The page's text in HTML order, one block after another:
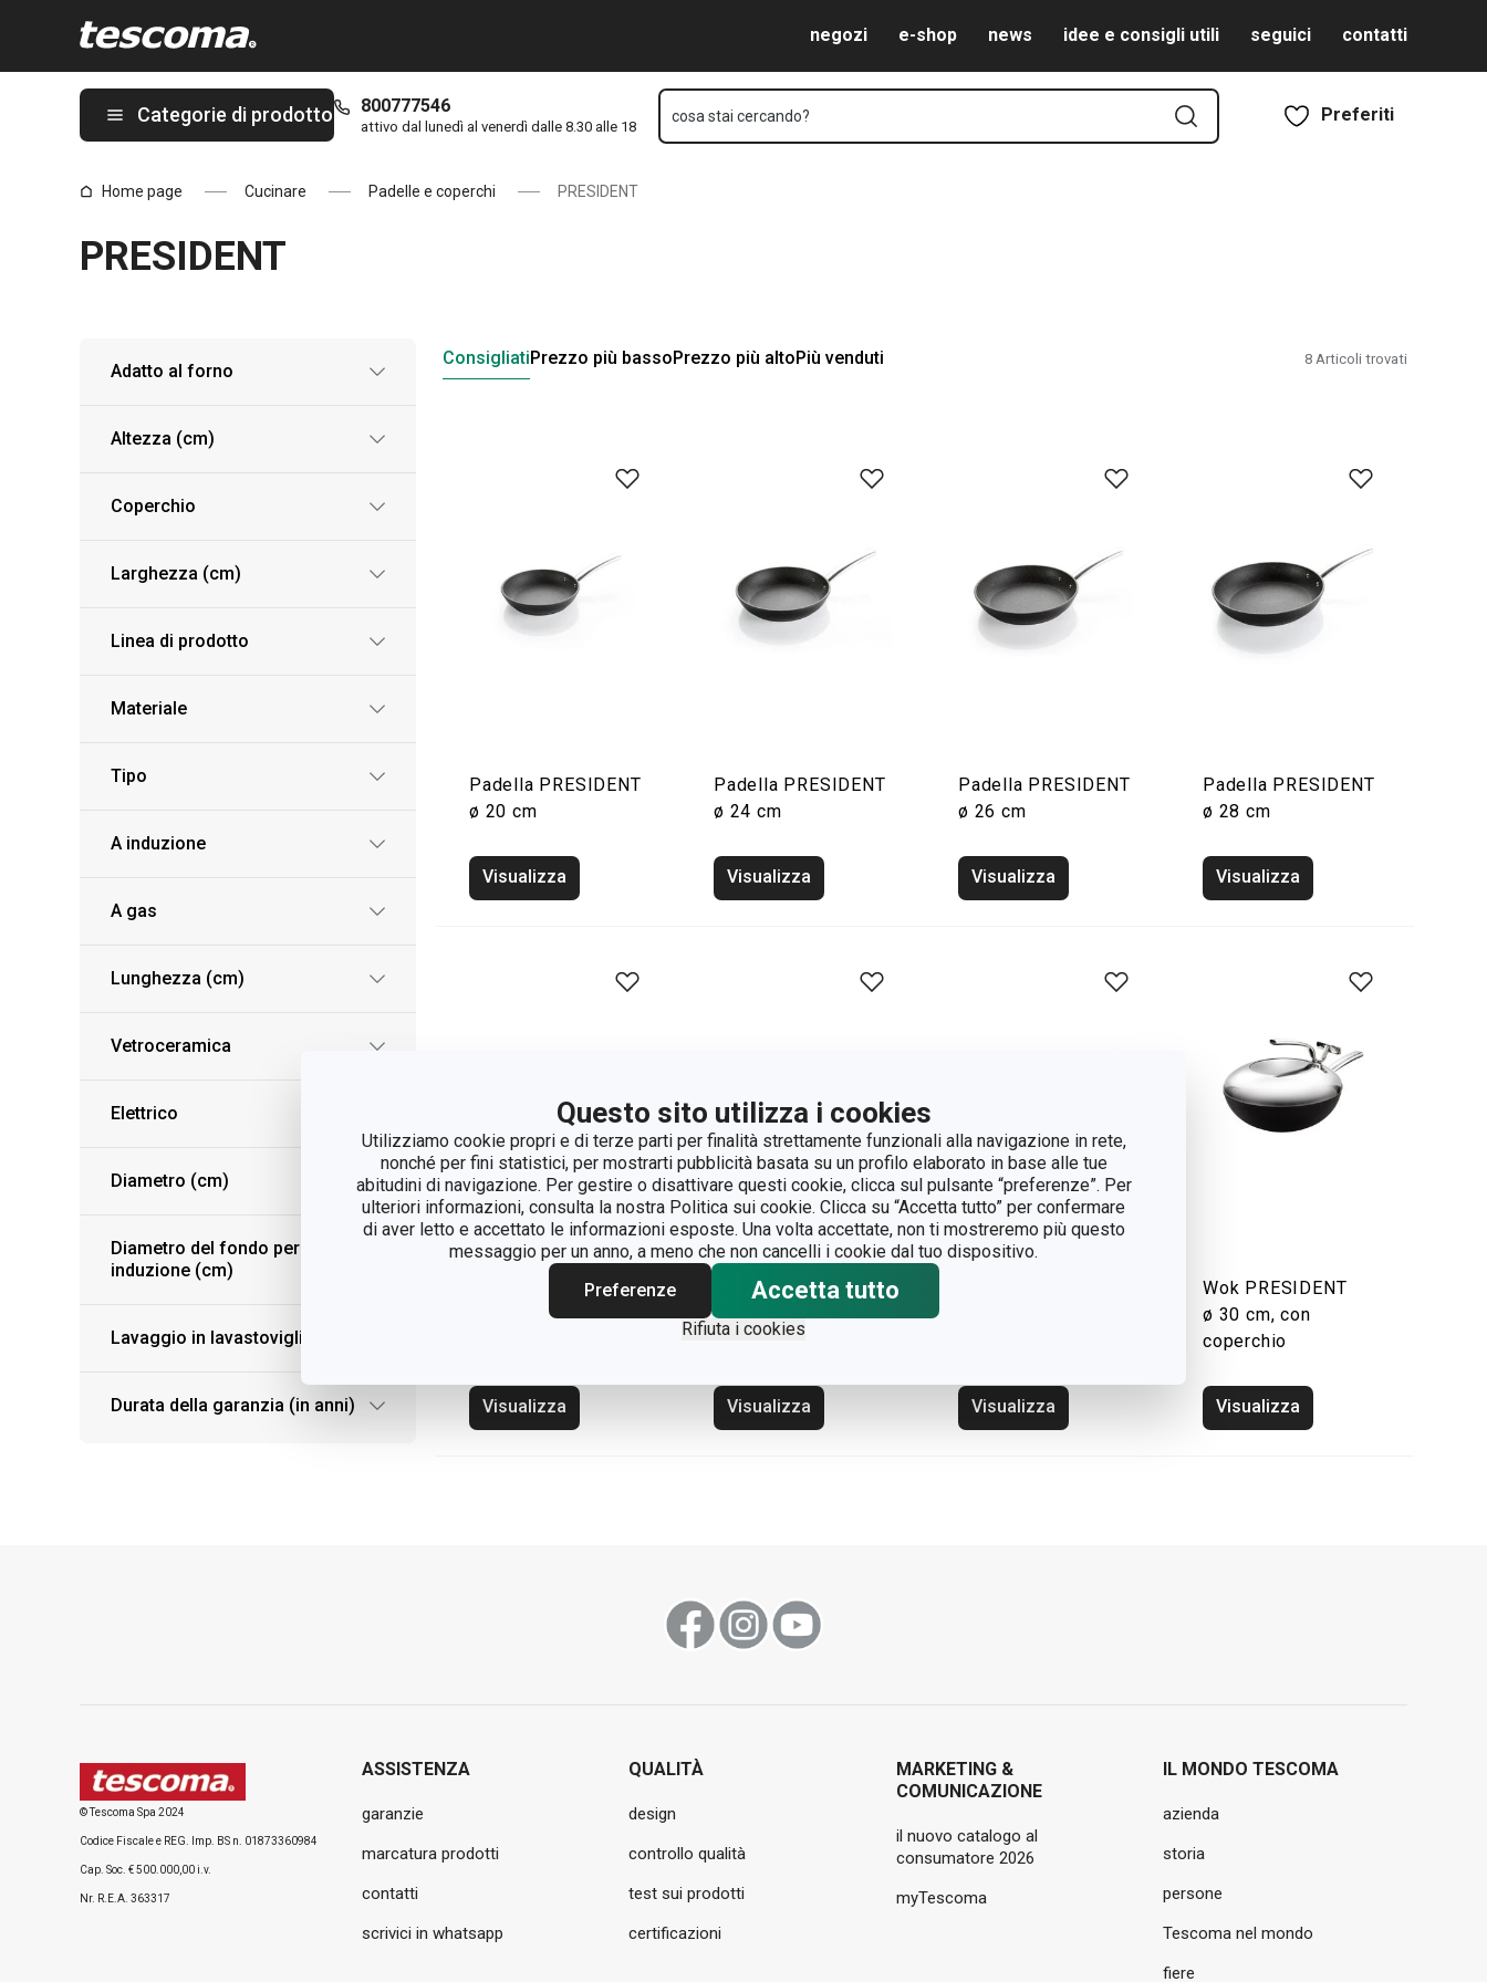
Questo sito utilizza i cookies
Utilizziamo cookie propri e di terze parti per finalità strettamente funzionali alla navigazione in rete,
nonché per fini statistici, per mostrarti pubblicità basata su un profilo elaborato in base alle tue
abitudini di navigazione. Per gestire o disattivare questi cookie, clicca sul pulsante “preferenze”. Per
ulteriori informazioni, consulta la nostra Politica sui cookie. Clicca su “Accetta tutto” per confermare
di aver letto e accettato le informazioni esposte. Una volta accettate, non ti mostreremo più questo
messaggio per un anno, a meno che non cancelli i cookie dal tuo dispositivo.
Preferenze
Accetta tutto
Rifiuta i cookies
negozi e-shop news idee e consigli utili seguici contatti
Categorie di prodotto 800777546
attivo dal lunedì al venerdì dalle 8.30 alle 18
cosa stai cercando? Preferiti
Home page Cucinare Padelle e coperchi PRESIDENT
PRESIDENT
Adatto al forno
Altezza (cm)
Coperchio
Larghezza (cm)
Linea di prodotto
Materiale
Tipo
A induzione
A gas
Lunghezza (cm)
Vetroceramica
Elettrico
Diametro (cm)
Diametro del fondo per
induzione (cm)
Lavaggio in lavastoviglie
Durata della garanzia (in anni)
ConsigliatiPrezzo più bassoPrezzo più altoPiù venduti 8 Articoli trovati
Padella PRESIDENT
ø 20 cm
Visualizza
Padella PRESIDENT
ø 24 cm
Visualizza
Padella PRESIDENT
ø 26 cm
Visualizza
Padella PRESIDENT
ø 28 cm
Visualizza
Padella fonda
PRESIDENT con
Visualizza
Padella fonda
PRESIDENT con
coperchio ø 28 cm
Visualizza Visualizza
Wok PRESIDENT
ø 30 cm, con
coperchio
Visualizza
© Tescoma Spa 2024
Codice Fiscale e REG. Imp. BS n. 01873360984
Cap. Soc. € 500.000,00 i.v.
Nr. R.E.A. 363317
ASSISTENZA
garanzie
marcatura prodotti
contatti
scrivici in whatsapp
QUALITÀ
design
controllo qualità
test sui prodotti
certificazioni
MARKETING &
COMUNICAZIONE
il nuovo catalogo al
consumatore 2026
myTescoma
IL MONDO TESCOMA
azienda
storia
persone
Tescoma nel mondo
fiere